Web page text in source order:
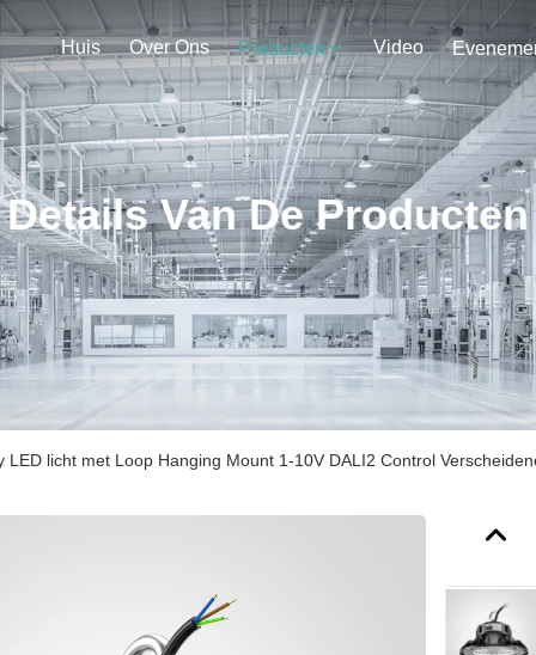
Huis Over Ons Producten Video
Details Van De Producten
LED licht met Loop Hanging Mount 1-10V DALI2 Control